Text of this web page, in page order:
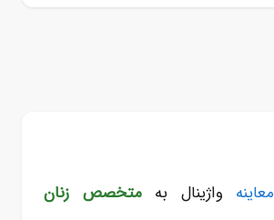
معاینه واژینال به متخصص زنان